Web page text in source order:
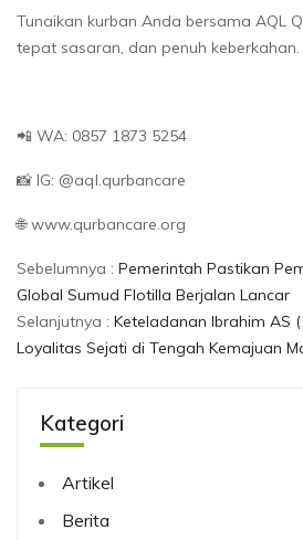
Tunaikan kurban Anda bersama AQL
tepat sasaran, dan penuh keberkahan.
📲 WA: 0857 1873 5254
📸 IG: @aql.qurbancare
🌐 www.qurbancare.org
Sebelumnya : Pemerintah Pastikan
Global Sumud Flotilla Berjalan Lancar
Selanjutnya : Keteladanan Ibrahim AS
Loyalitas Sejati di Tengah Kemajuan
Kategori
Artikel
Berita